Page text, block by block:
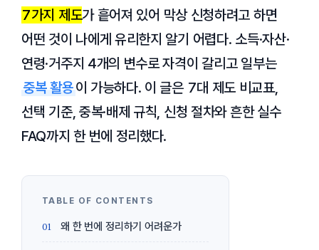
7가지 제도가 흩어져 있어 막상 신청하려고 하면
어떤 것이 나에게 유리한지 알기 어렵다. 소득·자산·
연령·거주지 4개의 변수로 자격이 갈리고 일부는
중복 활용이 가능하다. 이 글은 7대 제도 비교표,
선택 기준, 중복·배제 규칙, 신청 절차와 흔한 실수
FAQ까지 한 번에 정리했다.
왜 한 번에 정리하기 어려운가